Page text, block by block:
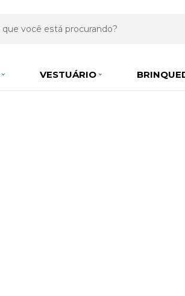
VESTUÁRIO